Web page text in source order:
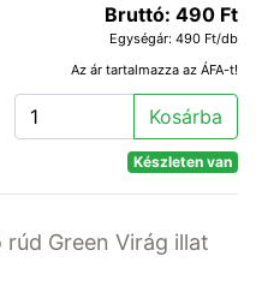
Bruttó: 490 Ft
Egységár: 490 Ft/db
Az ár tartalmazza az ÁFA-t!
Kosárba
Készleten van
Green Virág illat